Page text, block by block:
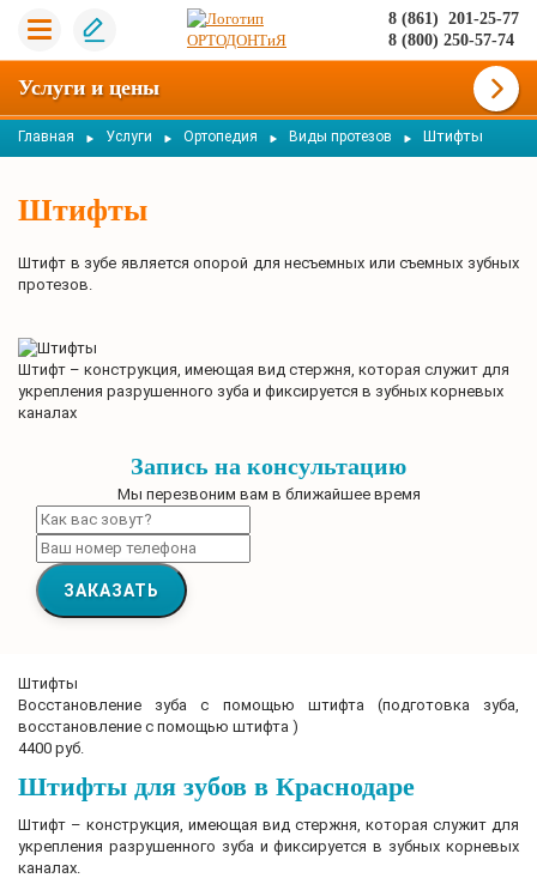
8 (861) 201-25-77
8 (800) 250-57-74
Услуги и цены
Главная Услуги Ортопедия Виды протезов Штифты
Штифты
Штифт в зубе является опорой для несъемных или съемных зубных
протезов.
Штифт – конструкция, имеющая вид стержня, которая служит для
укрепления разрушенного зуба и фиксируется в зубных корневых
каналах
Запись на консультацию
Мы перезвоним вам в ближайшее время
ЗАКАЗАТЬ
Штифты
Восстановление зуба с помощью штифта (подготовка зуба,
восстановление с помощью штифта )
4400 руб.
Штифты для зубов в Краснодаре
Штифт – конструкция, имеющая вид стержня, которая служит для
укрепления разрушенного зуба и фиксируется в зубных корневых
каналах.